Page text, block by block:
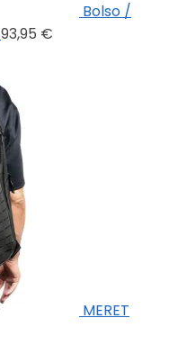
Bolso /
93,95 €
MERET